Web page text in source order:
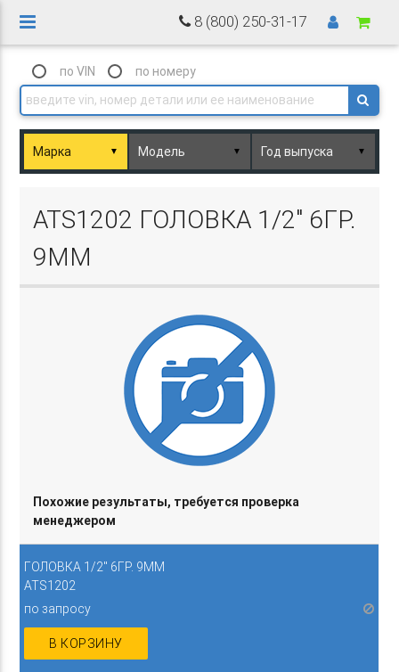
8 (800) 250-31-17
по VIN по номеру
▼ ▼ ▼
ATS1202 ГОЛОВКА 1/2" 6ГР.
9ММ
ГОЛОВКА 1/2" 6ГР. 9ММ
ATS1202
по запросу
В КОРЗИНУ
Похожие результаты, требуется проверка
менеджером